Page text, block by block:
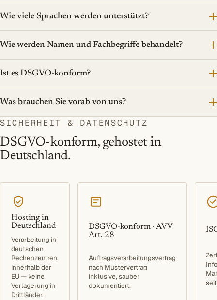
Wie viele Sprachen werden unterstützt?
Wie werden Namen und Fachbegriffe behandelt?
Ist es DSGVO-konform?
Was brauchen Sie vorab von uns?
SICHERHEIT & DATENSCHUTZ
DSGVO-konform, gehostet in
Deutschland.
Hosting in
Deutschland
Verarbeitung in
deutschen
Rechenzentren,
innerhalb der
EU — keine
Verlagerung in
Drittländer.
DSGVO-konform · AVV
Art. 28
Auftragsverarbeitungsvertrag
nach Mustervertrag
inklusive, sauber
dokumentiert.